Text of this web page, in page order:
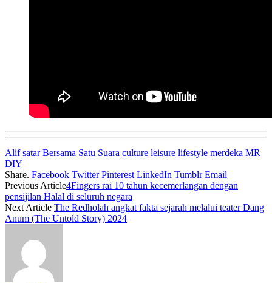
Alif satar Bersama Satu Suara culture leisure lifestyle merdeka MR
DIY
Share. Facebook Twitter Pinterest LinkedIn Tumblr Email
Previous Article4Fingers rai 10 tahun kecemerlangan dengan
pensijilan Halal di seluruh negara
Next Article The Redholah angkat fakta sejarah melalui teater Dang
Anum (The Untold Story) 2024